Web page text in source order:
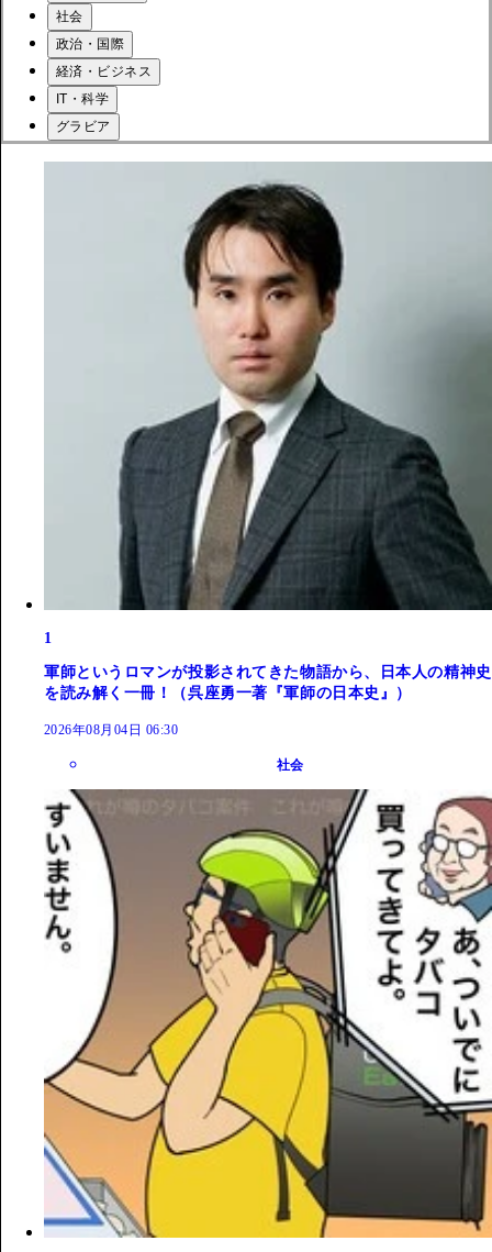
社会
政治・国際
経済・ビジネス
IT・科学
グラビア
1
軍師というロマンが投影されてきた物語から、日本人の精神史
を読み解く一冊！（呉座勇一著『軍師の日本史』）
2026年08月04日 06:30
社会